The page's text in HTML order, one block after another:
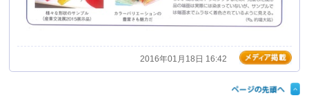
2016年01月18日 16:42